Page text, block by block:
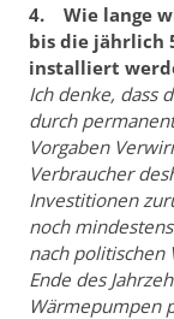
4. Wie lange
bis die jährlich
installiert
Ich denke, dass
durch
Vorgaben
Verbraucher
Investitionen
noch
nach politischen
Ende des
Wärmepumpen